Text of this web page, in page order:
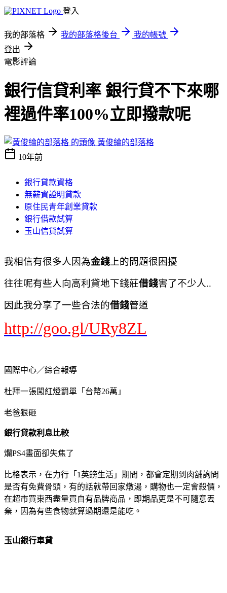
登入
我的部落格 我的部落格後台
我的帳號
登出
電影評論
銀行信貸利率 銀行貸不下來哪
裡過件率100%立即撥款呢
黃俊綸的部落格
10年前
銀行貸款資格
無薪資證明貸款
原住民青年創業貸款
銀行借款試算
玉山信貸試算
我相信有很多人因為金錢 上的問題很困擾
往往呢有些人向高利貸地下錢莊借錢害了不少人..
因此我分享了一些合法的借錢管道
http://goo.gl/URy8ZL
國際中心／綜合報導
杜拜一張闖紅燈罰單「台幣26萬」
老爸狠砸
銀行貸款利息比較
爛PS4畫面卻失焦了
比格表示，在力行「1英鎊生活」期間，都會定期到肉舖詢問
是否有免費骨頭，有的話就帶回家燉湯，購物也一定會殺價，
在超市買東西盡量買自有品牌商品，即期品更是不可隨意丟
棄，因為有些食物就算過期還是能吃。
玉山銀行車貸